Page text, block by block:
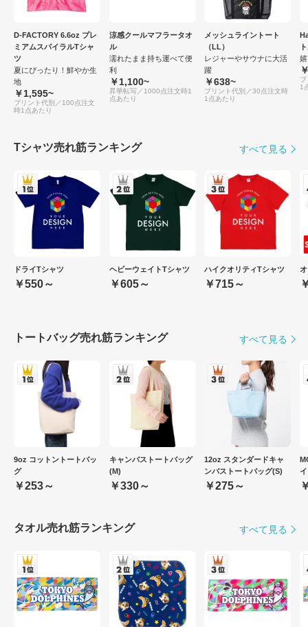
D-FACTORY 6.6oz プレ
ミアムスパイラルTシャ
ツ
夏にぴったり！鮮やか生
地
￥1,595~
プリント代別／100点注文
時1点あたり
涼感クールマフラータオ
ル
濡れたまま持ち運べて便
利
￥1,100~
昇華転写／1000点注文時1
点あたり
メッシュライントート
（LL）
レジャーやサウナに大活
躍
￥638~
プリント代別／30点注文時
1点あたり
1
Tシャツ売れ筋ランキング すべて見る
ドライTシャツ
￥550～
ヘビーウェイトTシャツ
￥605～
ハイクオリティTシャツ
￥715～
トートバッグ売れ筋ランキング すべて見る
9oz コットントートバッ
グ
￥253～
キャンバストートバッグ
(M)
￥330～
12oz スタンダードキャ
ンバストートバッグ(S)
￥275～
タオル売れ筋ランキング すべて見る